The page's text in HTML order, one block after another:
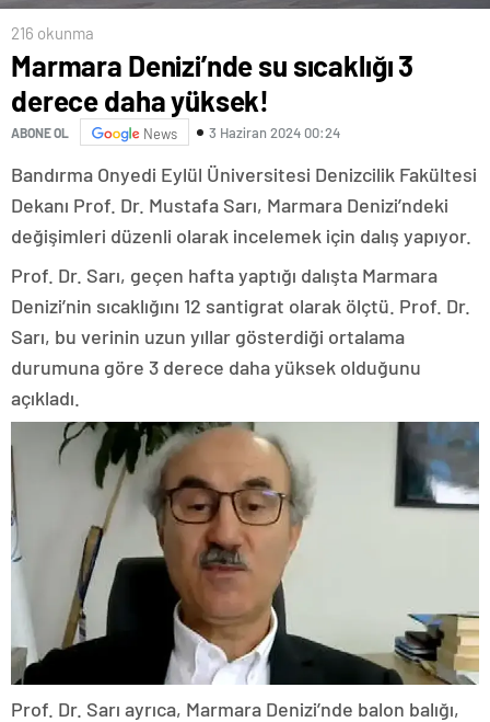
216 okunma
Marmara Denizi’nde su sıcaklığı 3
derece daha yüksek!
ABONE OL News 3 Haziran 2024 00:24
Bandırma Onyedi Eylül Üniversitesi Denizcilik Fakültesi
Dekanı Prof. Dr. Mustafa Sarı, Marmara Denizi’ndeki
değişimleri düzenli olarak incelemek için dalış yapıyor.
Prof. Dr. Sarı, geçen hafta yaptığı dalışta Marmara
Denizi’nin sıcaklığını 12 santigrat olarak ölçtü. Prof. Dr.
Sarı, bu verinin uzun yıllar gösterdiği ortalama
durumuna göre 3 derece daha yüksek olduğunu
açıkladı.
Prof. Dr. Sarı ayrıca, Marmara Denizi’nde balon balığı,